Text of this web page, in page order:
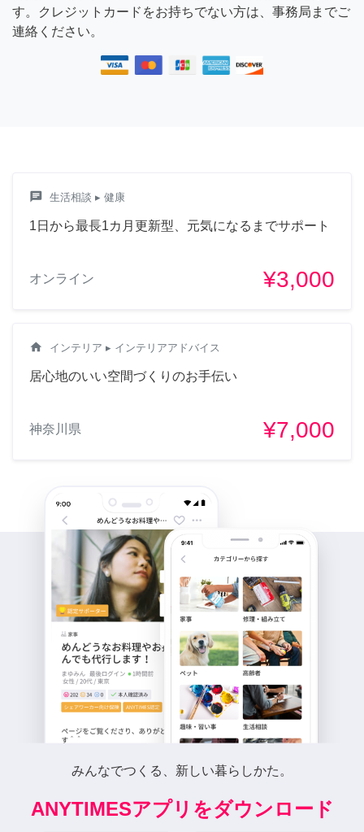
す。クレジットカードをお持ちでない方は、事務局までご
連絡ください。
chat 生活相談 ▸ 健康
1日から最長1カ月更新型、元気になるまでサポート
オンライン ¥3,000
home インテリア ▸ インテリアアドバイス
居心地のいい空間づくりのお手伝い
神奈川県 ¥7,000
みんなでつくる、新しい暮らしかた。
ANYTIMESアプリをダウンロード